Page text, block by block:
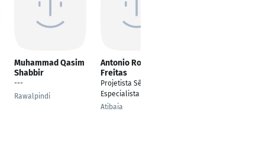
Muhammad Qasim
Shabbir
---
Rawalpindi
Antonio Roberto
Freitas
Projetista Sênior
Especialista
Atibaia